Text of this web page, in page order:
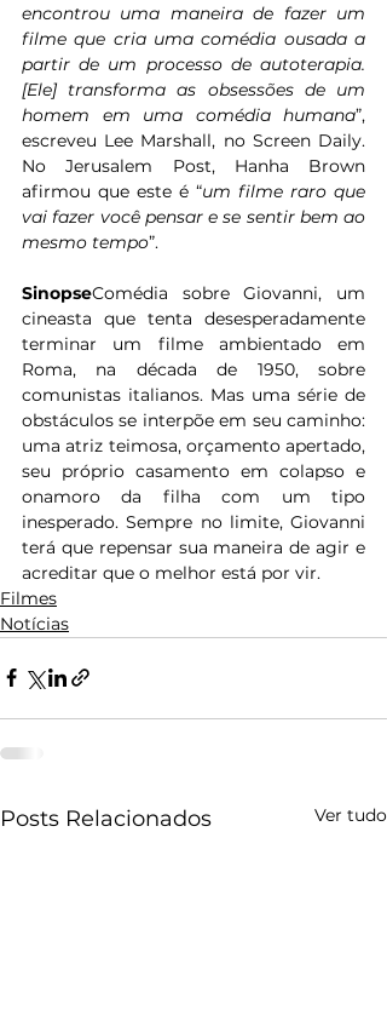
encontrou uma maneira de fazer um
filme que cria uma comédia ousada a
partir de um processo de autoterapia.
[Ele] transforma as obsessões de um
homem em uma comédia humana”,
escreveu Lee Marshall, no Screen Daily.
No Jerusalem Post, Hanha Brown
afirmou que este é “um filme raro que
vai fazer você pensar e se sentir bem ao
mesmo tempo”.
SinopseComédia sobre Giovanni, um
cineasta que tenta desesperadamente
terminar um filme ambientado em
Roma, na década de 1950, sobre
comunistas italianos. Mas uma série de
obstáculos se interpõe em seu caminho:
uma atriz teimosa, orçamento apertado,
seu próprio casamento em colapso e
onamoro da filha com um tipo
inesperado. Sempre no limite, Giovanni
terá que repensar sua maneira de agir e
acreditar que o melhor está por vir.
Filmes
Notícias
Posts Relacionados Ver tudo